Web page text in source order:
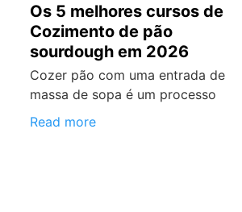
Os 5 melhores cursos de
Cozimento de pão
sourdough em 2026
Cozer pão com uma entrada de
massa de sopa é um processo
Read more